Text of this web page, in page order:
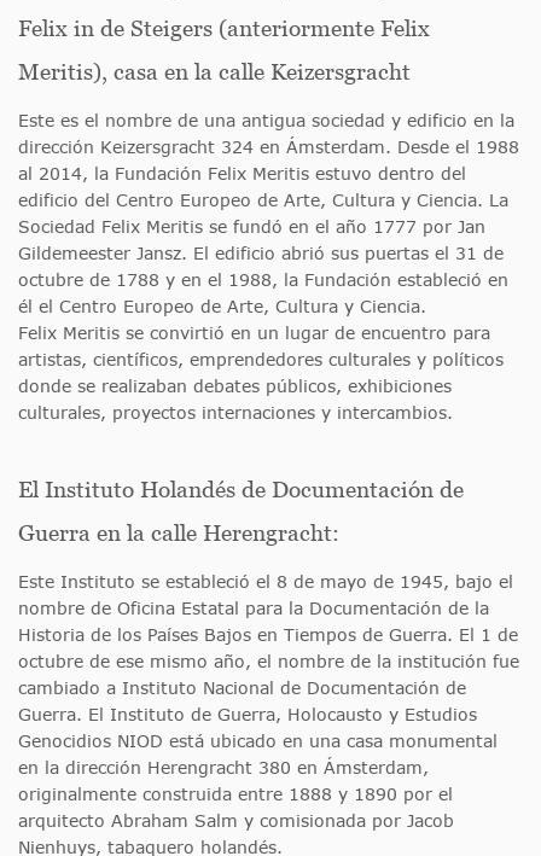
Felix in de Steigers (anteriormente Felix
Meritis), casa en la calle Keizersgracht
Este es el nombre de una antigua sociedad y edificio en la
dirección Keizersgracht 324 en Ámsterdam. Desde el 1988
al 2014, la Fundación Felix Meritis estuvo dentro del
edificio del Centro Europeo de Arte, Cultura y Ciencia. La
Sociedad Felix Meritis se fundó en el año 1777 por Jan
Gildemeester Jansz. El edificio abrió sus puertas el 31 de
octubre de 1788 y en el 1988, la Fundación estableció en
él el Centro Europeo de Arte, Cultura y Ciencia.
Felix Meritis se convirtió en un lugar de encuentro para
artistas, científicos, emprendedores culturales y políticos
donde se realizaban debates públicos, exhibiciones
culturales, proyectos internaciones y intercambios.
El Instituto Holandés de Documentación de
Guerra en la calle Herengracht:
Este Instituto se estableció el 8 de mayo de 1945, bajo el
nombre de Oficina Estatal para la Documentación de la
Historia de los Países Bajos en Tiempos de Guerra. El 1 de
octubre de ese mismo año, el nombre de la institución fue
cambiado a Instituto Nacional de Documentación de
Guerra. El Instituto de Guerra, Holocausto y Estudios
Genocidios NIOD está ubicado en una casa monumental
en la dirección Herengracht 380 en Ámsterdam,
originalmente construida entre 1888 y 1890 por el
arquitecto Abraham Salm y comisionada por Jacob
Nienhuys, tabaquero holandés.